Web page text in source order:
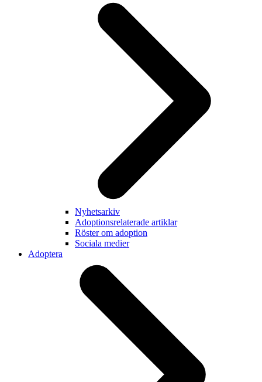
Nyhetsarkiv
Adoptionsrelaterade artiklar
Röster om adoption
Sociala medier
Adoptera